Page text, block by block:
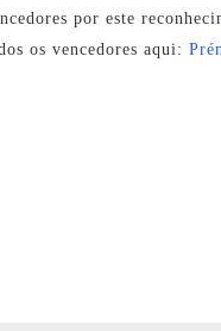
por este
os vencedores aqui: